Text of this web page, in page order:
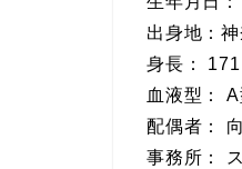
出身地：
身長：
血液型： A
配偶者：
事務所：